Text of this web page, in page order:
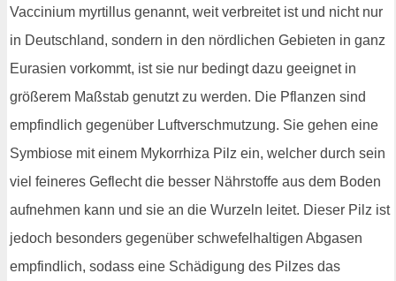
Vaccinium myrtillus genannt, weit verbreitet ist und nicht nur
in Deutschland, sondern in den nördlichen Gebieten in ganz
Eurasien vorkommt, ist sie nur bedingt dazu geeignet in
größerem Maßstab genutzt zu werden. Die Pflanzen sind
empfindlich gegenüber Luftverschmutzung. Sie gehen eine
Symbiose mit einem Mykorrhiza Pilz ein, welcher durch sein
viel feineres Geflecht die besser Nährstoffe aus dem Boden
aufnehmen kann und sie an die Wurzeln leitet. Dieser Pilz ist
jedoch besonders gegenüber schwefelhaltigen Abgasen
empfindlich, sodass eine Schädigung des Pilzes das